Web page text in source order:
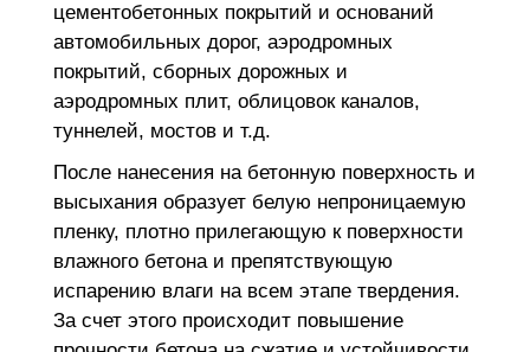
цементобетонных покрытий и оснований
автомобильных дорог, аэродромных
покрытий, сборных дорожных и
аэродромных плит, облицовок каналов,
туннелей, мостов и т.д.
После нанесения на бетонную поверхность и
высыхания образует белую непроницаемую
пленку, плотно прилегающую к поверхности
влажного бетона и препятствующую
испарению влаги на всем этапе твердения.
За счет этого происходит повышение